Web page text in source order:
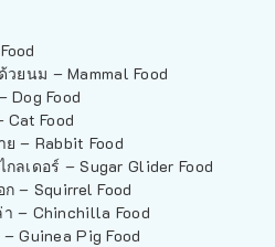
วยนม – Mammal Food
Dog Food
Cat Food
ย – Rabbit Food
ลเดอร์ – Sugar Glider Food
– Squirrel Food
– Chinchilla Food
Guinea Pig Food